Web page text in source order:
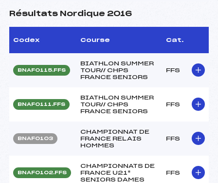
Résultats Nordique 2016
Codex Course Cat.
BNAF0115.FFS
BIATHLON SUMMER
TOUR// CHPS
FRANCE SENIORS
FFS
BNAF0111.FFS
BIATHLON SUMMER
TOUR// CHPS
FRANCE SENIORS
FFS
BNAF0103
CHAMPIONNAT DE
FRANCE RELAIS
HOMMES
FFS
BNAF0102.FFS
CHAMPIONNATS DE
FRANCE U21*
SENIORS DAMES
FFS